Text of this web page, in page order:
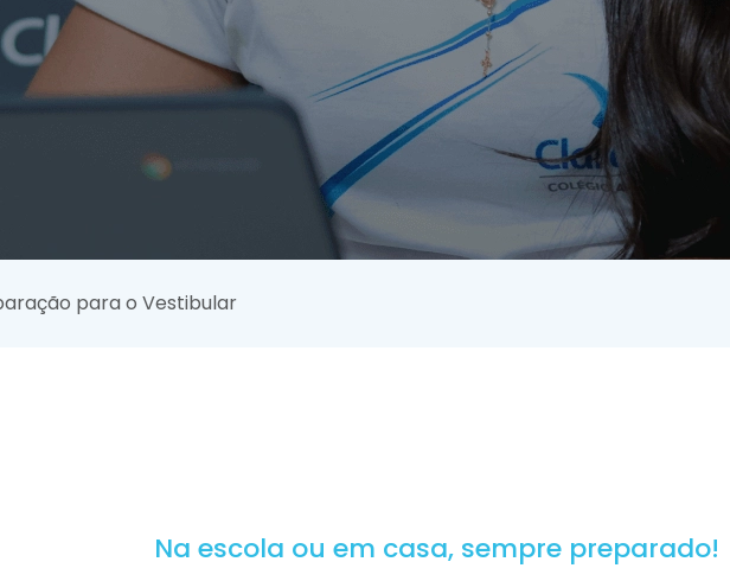
para o Vestibular
Na escola ou em casa, sempre preparado!